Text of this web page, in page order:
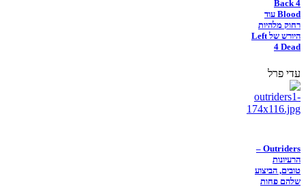
Back 4
Blood עוד
רחוק מלהיות
היורש של Left
4 Dead
עדי פרל
Outriders –
הרעיונות
טובים, הביצוע
שלהם פחות